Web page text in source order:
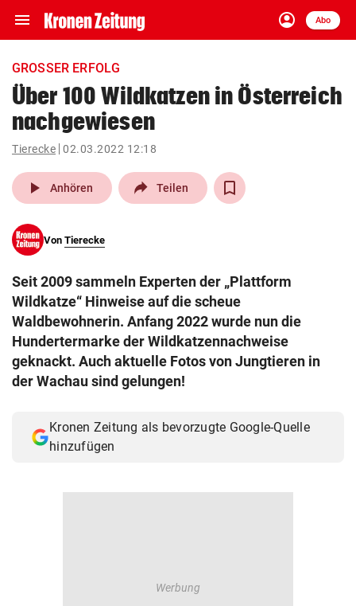
menu Navigation
ein-/ausklappen
account_circle
Anmelden
Abo
close Schließen
account_circle Anmelden
pin_drop
Wien arrow_right
search
eingeben
Muthgasse 2, 1190 Wien
GROSSER ERFOLG
Über 100 Wildkatzen in Österreich
nachgewiesen
Tierecke 02.03.2022 12:18
play_arrow Anhören Teilen
Von Tierecke
Seit 2009 sammeln Experten der „Plattform
Wildkatze“ Hinweise auf die scheue
Waldbewohnerin. Anfang 2022 wurde nun die
Hundertermarke der Wildkatzennachweise
geknackt. Auch aktuelle Fotos von Jungtieren in
der Wachau sind gelungen!
Kronen Zeitung als bevorzugte Google-Quelle
hinzufügen